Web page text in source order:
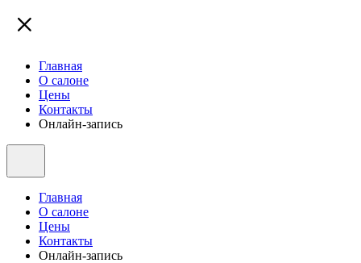
Главная
О салоне
Цены
Контакты
Онлайн-запись
Главная
О салоне
Цены
Контакты
Онлайн-запись